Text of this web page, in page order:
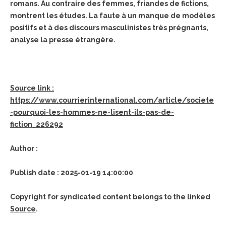
romans. Au contraire des femmes, friandes de fictions,
montrent les études. La faute à un manque de modèles
positifs et à des discours masculinistes très prégnants,
analyse la presse étrangère.
Source link :
https://www.courrierinternational.com/article/societe
-pourquoi-les-hommes-ne-lisent-ils-pas-de-
fiction_226292
Author :
Publish date : 2025-01-19 14:00:00
Copyright for syndicated content belongs to the linked
Source.